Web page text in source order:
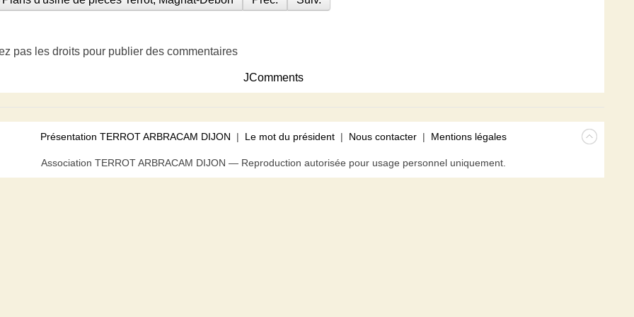
pas les droits pour publier des commentaires
JComments
Présentation TERROT ARBRACAM DIJON | Le mot du président | Nous contacter | Mentions légales
Association TERROT ARBRACAM DIJON — Reproduction autorisée pour usage personnel uniquement.